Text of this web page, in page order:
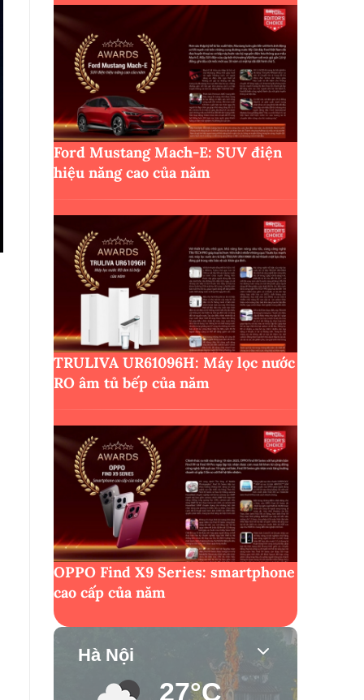
Ford Mustang Mach-E: SUV điện
hiệu năng cao của năm
TRULIVA UR61096H: Máy lọc nước
RO âm tủ bếp của năm
OPPO Find X9 Series: smartphone
cao cấp của năm
Hà Nội
27°C